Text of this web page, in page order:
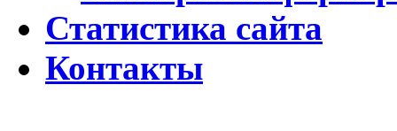
Статистика сайта
Контакты